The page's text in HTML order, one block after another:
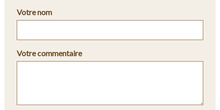
Votre nom
Votre commentaire